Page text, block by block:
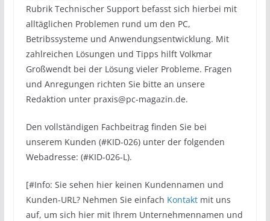
Rubrik Technischer Support befasst sich hierbei mit
alltäglichen Problemen rund um den PC,
Betribssysteme und Anwendungsentwicklung. Mit
zahlreichen Lösungen und Tipps hilft Volkmar
Großwendt bei der Lösung vieler Probleme. Fragen
und Anregungen richten Sie bitte an unsere
Redaktion unter praxis@pc-magazin.de.
Den vollständigen Fachbeitrag finden Sie bei
unserem Kunden (#KID-026) unter der folgenden
Webadresse: (#KID-026-L).
[#Info: Sie sehen hier keinen Kundennamen und
Kunden-URL? Nehmen Sie einfach Kontaktmit uns
auf, um sich hier mit Ihrem Unternehmennamen und